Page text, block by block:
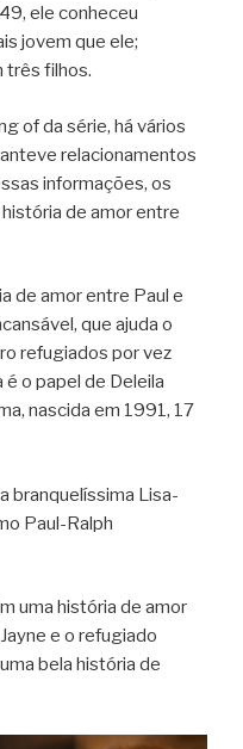
ele conheceu
jovem que ele;
três filhos.
of da série, há vários
relacionamentos
informações, os
de amor entre
de amor entre Paul e
que ajuda o
refugiados por vez
é o papel de Deleila
nascida em 1991, 17
branquelíssima Lisa-
Paul-Ralph
uma história de amor
e o refugiado
bela história de